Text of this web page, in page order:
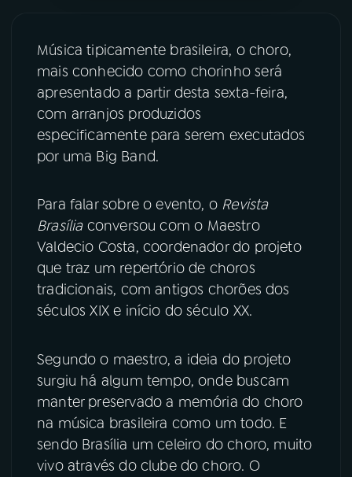
ACOMPANHE A RÁDIO NACIONAL
Instagram
Música tipicamente brasileira, o choro,
mais conhecido como chorinho será
apresentado a partir desta sexta-feira,
com arranjos produzidos
especificamente para serem executados
por uma Big Band.
Para falar sobre o evento, o Revista
Brasíliaconversou com o Maestro
Valdecio Costa, coordenador do projeto
que traz um repertório de choros
tradicionais, com antigos chorões dos
séculos XIX e início do século XX.
Segundo o maestro, a ideia do projeto
surgiu há algum tempo, onde buscam
manter preservado a memória do choro
na música brasileira como um todo. E
sendo Brasília um celeiro do choro, muito
vivo através do clube do choro. O